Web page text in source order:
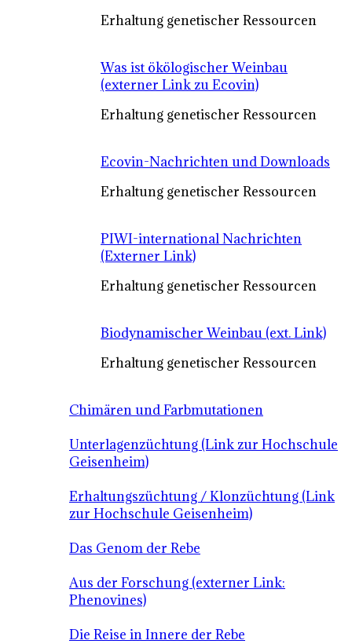
Erhaltung genetischer Ressourcen
Was ist ökölogischer Weinbau
(externer Link zu Ecovin)
Erhaltung genetischer Ressourcen
Ecovin-Nachrichten und Downloads
Erhaltung genetischer Ressourcen
PIWI-international Nachrichten
(Externer Link)
Erhaltung genetischer Ressourcen
Biodynamischer Weinbau (ext. Link)
Erhaltung genetischer Ressourcen
Chimären und Farbmutationen
Unterlagenzüchtung (Link zur Hochschule
Geisenheim)
Erhaltungszüchtung / Klonzüchtung (Link
zur Hochschule Geisenheim)
Das Genom der Rebe
Aus der Forschung (externer Link:
Phenovines)
Die Reise in Innere der Rebe